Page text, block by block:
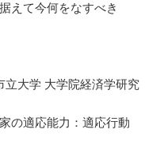
えて今何をなすべき
立大学 大学院経済学研究
の適応能力：適応行動